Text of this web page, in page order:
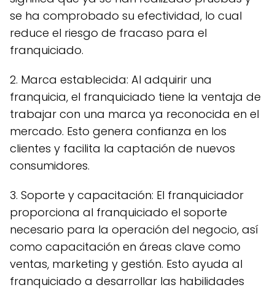
se ha comprobado su efectividad, lo cual
reduce el riesgo de fracaso para el
franquiciado.
2. Marca establecida: Al adquirir una
franquicia, el franquiciado tiene la ventaja de
trabajar con una marca ya reconocida en el
mercado. Esto genera confianza en los
clientes y facilita la captación de nuevos
consumidores.
3. Soporte y capacitación: El franquiciador
proporciona al franquiciado el soporte
necesario para la operación del negocio, así
como capacitación en áreas clave como
ventas, marketing y gestión. Esto ayuda al
franquiciado a desarrollar las habilidades